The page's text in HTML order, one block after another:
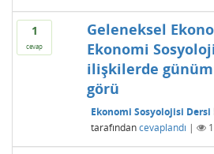
1
cevap
Geleneksel
Ekonomi
ilişkilerde
görü
Ekonomi Sosyolojisi Dersi
tarafından cevaplandı |